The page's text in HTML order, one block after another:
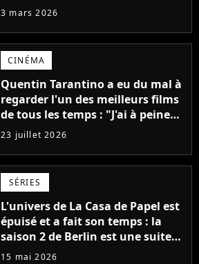
pas fait pour l'argent, "J'ai
3 mars 2026
CINÉMA
Quentin Tarantino a eu du mal à
regarder l'un des meilleurs films
de tous les temps : "J'ai à peine
réussi à aller jusqu'au générique
de fin"
23 juillet 2026
SÉRIES
L'univers de La Casa de Papel est
épuisé et a fait son temps : la
saison 2 de Berlin est une suite
décevante qui ne fait pas
15 mai 2026